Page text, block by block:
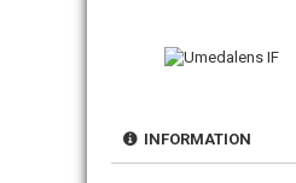
INFORMATION